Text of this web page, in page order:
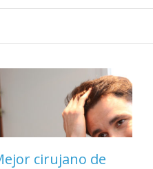
cirujano de
con